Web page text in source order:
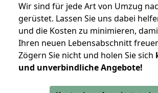
Wir sind für jede Art von Umzug
gerüstet. Lassen Sie uns dabei
und die Kosten zu minimieren,
Ihren neuen Lebensabschnitt
Zögern Sie nicht und holen Sie sich
und unverbindliche Angebote!